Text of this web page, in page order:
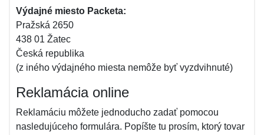
Výdajné miesto Packeta:
Pražská 2650
438 01 Žatec
Česká republika
(z iného výdajného miesta nemôže byť vyzdvihnuté)
Reklamácia online
Reklamáciu môžete jednoducho zadať pomocou
nasledujúceho formulára. Popíšte tu prosím, ktorý tovar